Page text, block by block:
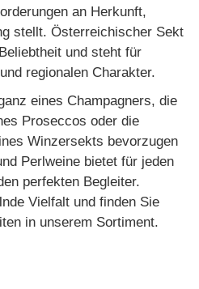
an Herkunft,
stellt. Österreichischer Sekt
und steht für
regionalen Charakter.
eines Champagners, die
Proseccos oder die
Winzersekts bevorzugen
Perlweine bietet für jeden
perfekten Begleiter.
Vielfalt und finden Sie
in unserem Sortiment.